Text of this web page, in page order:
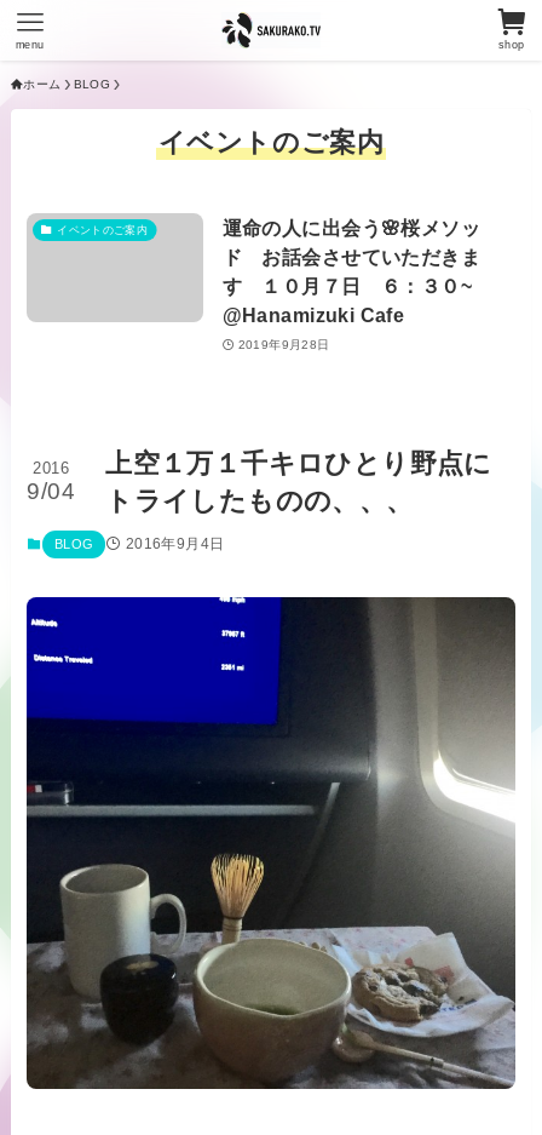
shop
menu
ホーム BLOG
イベントのご案内
イベントのご案内
運命の人に出会う🌸桜メソッ
ド お話会させていただきま
す １０月７日 ６：３０~
@Hanamizuki Cafe
2019年9月28日
上空１万１千キロひとり野点に
トライしたものの、、、
2016
9/04
BLOG 2016年9月4日